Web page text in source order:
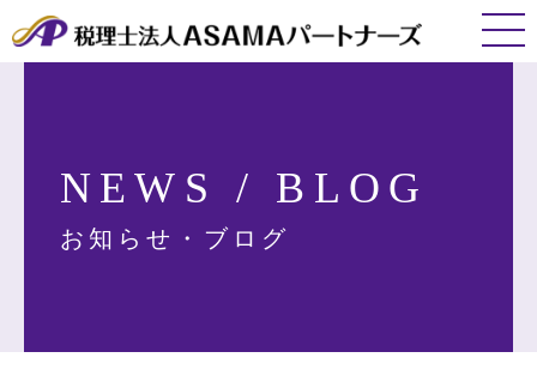
NEWS / BLOG
お知らせ・ブログ